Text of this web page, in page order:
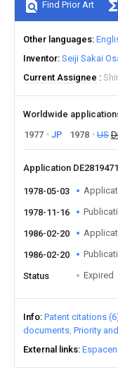
Find Prior Art
Other languages
Inventor Seiji Sakai
Current Assignee
Worldwide
1977
JP 1978 US
Application
1978-05-03
1978-11-16
1986-02-20
1986-02-20
Status Expired
Info Patent citations
documents Priority
External links